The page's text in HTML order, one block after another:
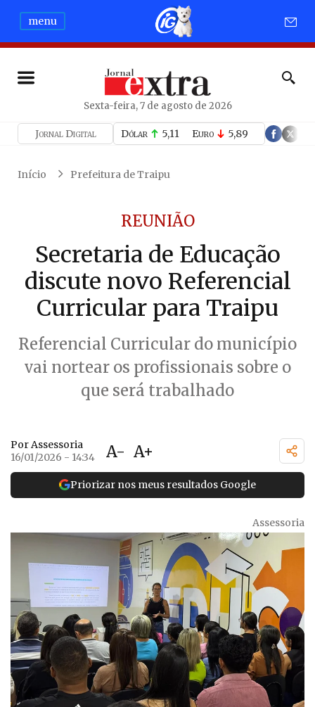
menu
Sexta-feira, 7 de agosto de 2026
Jornal Digital Dólar 5,11 Euro 5,89
Início Prefeitura de Traipu
REUNIÃO
Secretaria de Educação
discute novo Referencial
Curricular para Traipu
Referencial Curricular do município
vai nortear os profissionais sobre o
que será trabalhado
Por Assessoria
16/01/2026 - 14:34
A- A+
Priorizar nos meus resultados Google
Assessoria